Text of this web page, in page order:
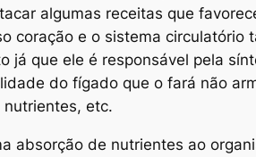
algumas receitas que
coração e o sistema
já que ele é responsável pela
do fígado que o fará não
etc.
absorção de nutrientes ao